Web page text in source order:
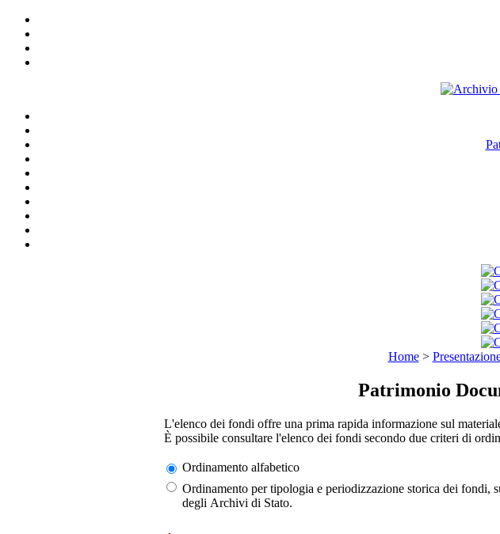
Home>
Patrimonio
L'elenco dei fondi offre una prima rapida informazione sul
È possibile consultare l'elenco dei fondi secondo due criteri di
Ordinamento alfabetico
Ordinamento per tipologia e periodizzazione storica dei fondi, sulla base dei principi
degli Archivi di Stato.